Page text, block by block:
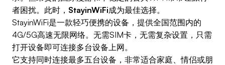
者困扰。此时， StayinWiFi成为最佳选择。
StayinWiFi是一款轻巧便携的设备，提供全国范围内的
4G/5G高速无限网络。无需SIM卡，无需复杂设置，只需
打开设备即可连接多台设备上网。
它支持同时连接最多五台设备，非常适合家庭、情侣或朋